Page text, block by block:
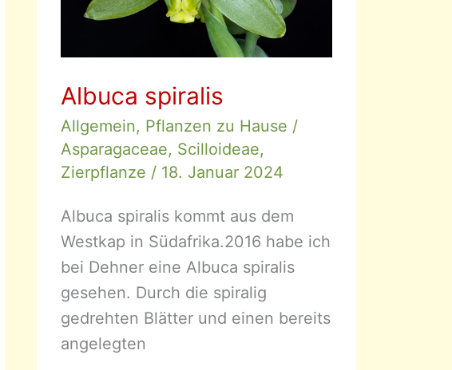
Albuca spiralis
Allgemein, Pflanzen zu Hause /
Asparagaceae, Scilloideae,
Zierpflanze / 18. Januar 2024
Albuca spiralis kommt aus dem
Westkap in Südafrika.2016 habe ich
bei Dehner eine Albuca spiralis
gesehen. Durch die spiralig
gedrehten Blätter und einen bereits
angelegten